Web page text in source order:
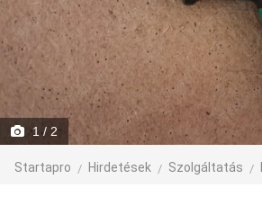
1 / 2
Startapro Hirdetések Szolgáltatás